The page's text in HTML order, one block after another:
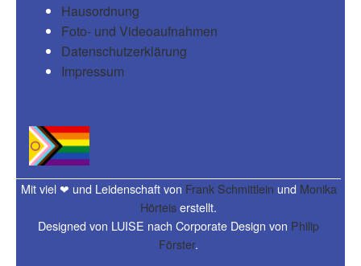
Hausordnung
Foto- und Videoaufnahmen
Datenschutzerklärung
Impressum
Mit viel ❤ und Leidenschaft von Frank Schmittlein und Monika
Hörteiserstellt.
Designed von LUISE nach Corporate Design von Philip
Förster.